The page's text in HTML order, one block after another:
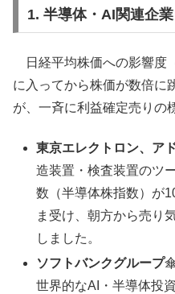
1. 半導体・AI関連企
日経平均株価への影響度
に入ってから株価が数倍に
が、一斉に利益確定売りの
東京エレクトロン、ア
造装置・検査装置のツ
数（半導体株指数）が
ま受け、朝方から売り
しました。
ソフトバンクグループ
世界的なAI・半導体投